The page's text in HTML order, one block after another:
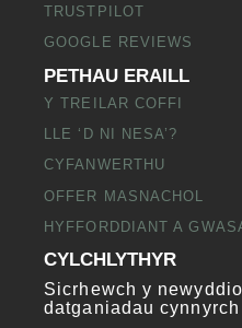
TRUSTPILOT
GOOGLE REVIEWS
PETHAU ERAILL
Y TREILAR COFFI
LLE ‘D NI NESA’?
CYFANWERTHU
OFFER MASNACHOL
HYFFORDDIANT A
CYLCHLYTHYR
Sicrhewch y
datganiadau